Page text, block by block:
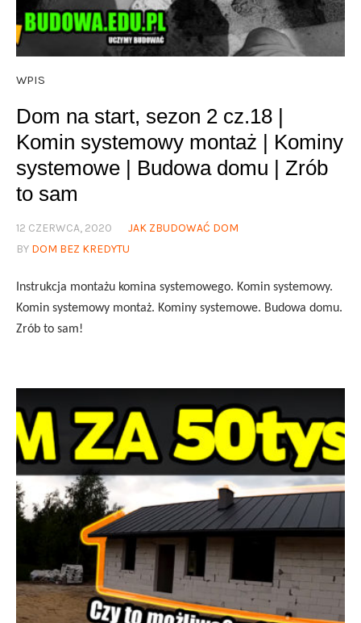
WPIS
Dom na start, sezon 2 cz.18 |
Komin systemowy montaż | Kominy
systemowe | Budowa domu | Zrób
to sam
12 CZERWCA, 2020
JAK ZBUDOWAĆ DOM
BY DOM BEZ KREDYTU
Instrukcja montażu komina systemowego. Komin systemowy.
Komin systemowy montaż. Kominy systemowe. Budowa domu.
Zrób to sam!